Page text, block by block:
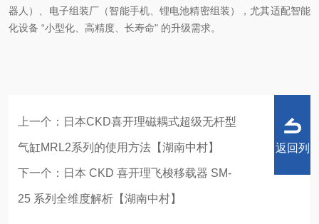
器人）、电子组装厂（智能手机、锂电池精密组装），尤其适配智能
化设备 “小型化、高精度、长寿命" 的升级需求。
上一个： 日本CKD喜开理磁耦式超级无杆型
气缸MRL2系列的使用方法【湖南中村】
下一个： 日本 CKD 喜开理飞梭移载器 SM-
25 系列全维度解析【湖南中村】
返回列